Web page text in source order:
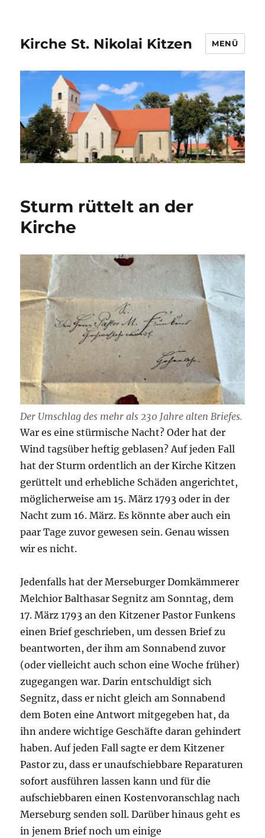
Kirche St. Nikolai Kitzen MENÜ
Sturm rüttelt an der
Kirche
Der Umschlag des mehr als 230 Jahre alten Briefes.
War es eine stürmische Nacht? Oder hat der
Wind tagsüber heftig geblasen? Auf jeden Fall
hat der Sturm ordentlich an der Kirche Kitzen
gerüttelt und erhebliche Schäden angerichtet,
möglicherweise am 15. März 1793 oder in der
Nacht zum 16. März. Es könnte aber auch ein
paar Tage zuvor gewesen sein. Genau wissen
wir es nicht.
Jedenfalls hat der Merseburger Domkämmerer
Melchior Balthasar Segnitz am Sonntag, dem
17. März 1793 an den Kitzener Pastor Funkens
einen Brief geschrieben, um dessen Brief zu
beantworten, der ihm am Sonnabend zuvor
(oder vielleicht auch schon eine Woche früher)
zugegangen war. Darin entschuldigt sich
Segnitz, dass er nicht gleich am Sonnabend
dem Boten eine Antwort mitgegeben hat, da
ihn andere wichtige Geschäfte daran gehindert
haben. Auf jeden Fall sagte er dem Kitzener
Pastor zu, dass er unaufschiebbare Reparaturen
sofort ausführen lassen kann und für die
aufschiebbaren einen Kostenvoranschlag nach
Merseburg senden soll. Darüber hinaus geht es
in jenem Brief noch um einige